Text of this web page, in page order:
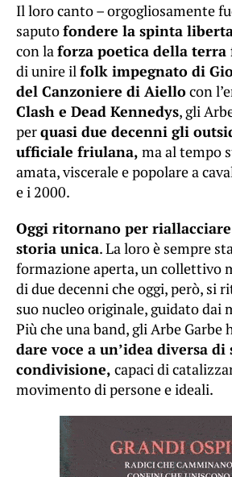
Il loro canto – orgogliosamente
saputofondere la spinta
con laforza poetica della
di unire ilfolk impegnato di
del Canzoniere di Aiellocon
Clash e Dead Kennedys, gli
perquasi due decenni gli
ufficiale friulana, ma al tempo
amata, viscerale e popolare a
e i 2000.
Oggi ritornano per
storia unica. La loro è sempre
formazione aperta, un collettivo
di due decenni che oggi, però, si
suo nucleo originale, guidato dai
Più che una band, gli Arbe Garbe
dare voce a un’idea diversa di
condivisione, capaci di
movimento di persone e ideali.